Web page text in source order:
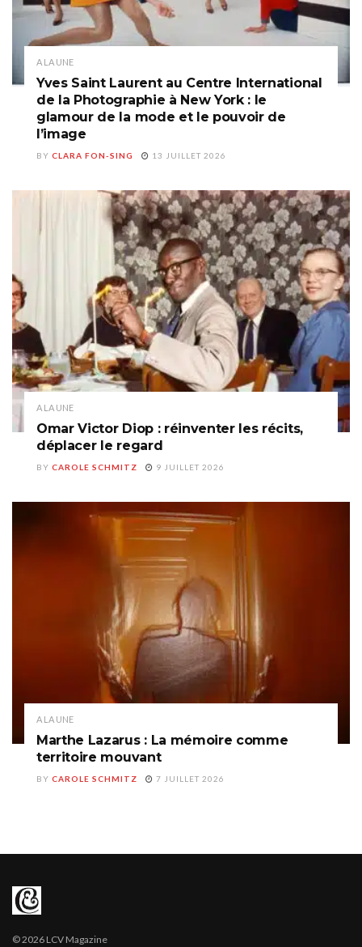
A LA UNE
Yves Saint Laurent au Centre International
de la Photographie à New York : le
glamour de la mode et le pouvoir de
l’image
BY CLARA FON-SING 13 JUILLET 2026
A LA UNE
Omar Victor Diop : réinventer les récits,
déplacer le regard
BY CAROLE SCHMITZ 9 JUILLET 2026
A LA UNE
Marthe Lazarus : La mémoire comme
territoire mouvant
BY CAROLE SCHMITZ 7 JUILLET 2026
© 2026 LCV Magazine